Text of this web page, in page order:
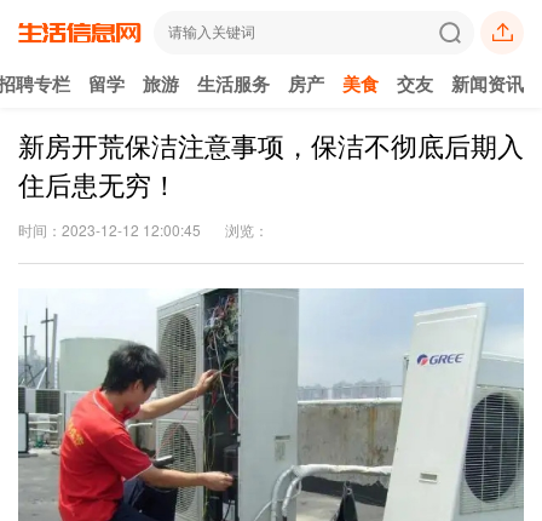
聘专栏 留学 旅游 生活服务 房产 美食 交友 新闻资讯
新房开荒保洁注意事项，保洁不彻底后期入
住后患无穷！
时间：2023-12-12 12:00:45 浏览：